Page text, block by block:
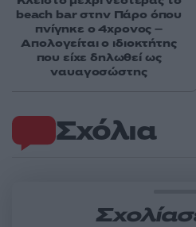
Σχόλια
beach bar στην Πάρο όπου
πνίγηκε ο 4χρονος –
Απολογείται ο ιδιοκτήτης
που είχε δηλωθεί ως
ναυαγοσώστης